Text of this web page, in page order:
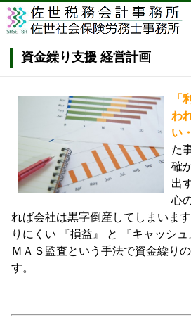
資金繰り支援 経営計画
「
わ
い
た
確
出
心
れば会社は黒字倒産してしまいま
りにくい 『損益』 と 『キャッシュ
ＭＡＳ監査という手法で資金繰り
す。